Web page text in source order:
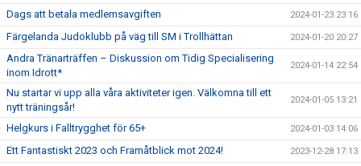
Dags att betala medlemsavgiften 2024-01-23 23:16
Färgelanda Judoklubb på väg till SM i Trollhättan 2024-01-20 20:27
Andra Tränarträffen – Diskussion om Tidig Specialisering
inom Idrott*
2024-01-14 22:54
Nu startar vi upp alla våra aktiviteter igen. Välkomna till ett
nytt träningsår!
2024-01-05 13:21
Helgkurs i Falltrygghet för 65+ 2024-01-03 14:06
Ett Fantastiskt 2023 och Framåtblick mot 2024! 2023-12-28 17:13